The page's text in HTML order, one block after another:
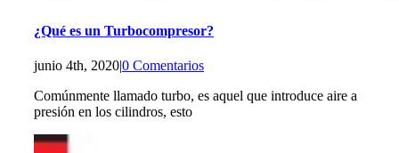
¿Qué es un Turbocompresor?
junio 4th, 2020|0 Comentarios
Comúnmente llamado turbo, es aquel que introduce aire a
presión en los cilindros, esto